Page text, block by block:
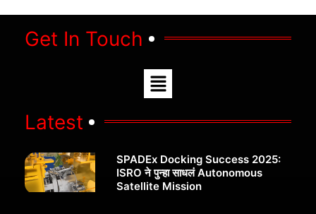
Get In Touch
Menu
Latest
SPADEx Docking Success 2025:
ISRO ने पुन्हा साधलं Autonomous
Satellite Mission